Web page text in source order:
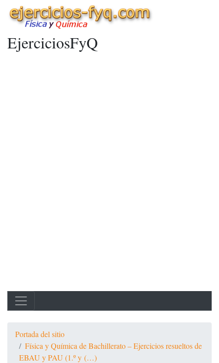
EjerciciosFyQ
Portada del sitio
Física y Química de Bachillerato – Ejercicios resueltos de
EBAU y PAU (1.º y (…)